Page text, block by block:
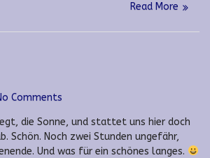
Read More
Comments
die Sonne, und stattet uns hier doch
Schön. Noch zwei Stunden ungefähr,
Und was für ein schönes langes.